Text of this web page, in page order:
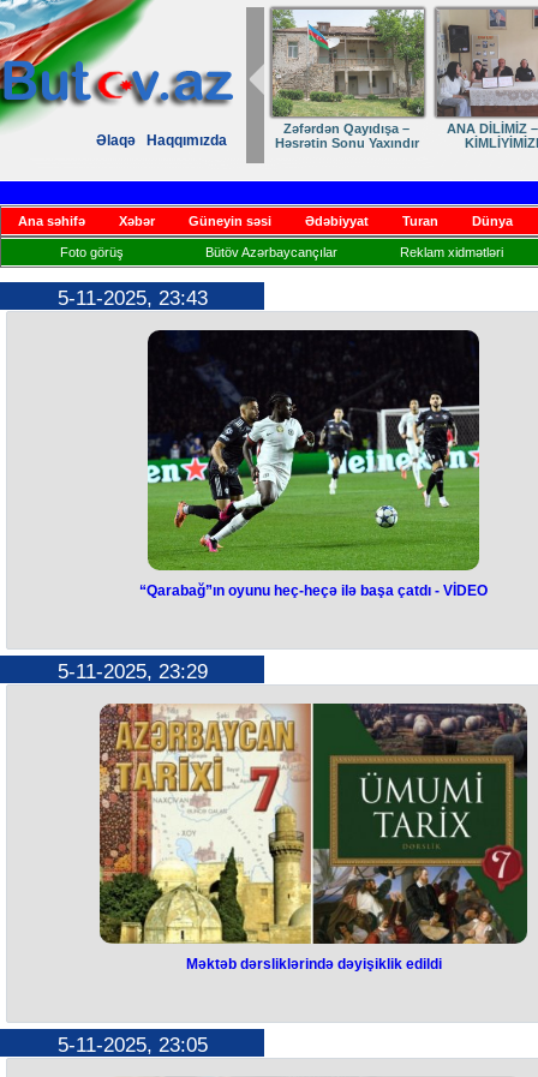
Əlaqə Haqqımızda
Zəfərdən Qayıdışa –
Həsrətin Sonu Yaxındır
ANA DİLİMİZ
Ana səhifə Xəbər Güneyin səsi Ədəbiyyat Turan Dünya
Foto görüş Bütöv Azərbaycançılar Reklam xidmətləri
5-11-2025, 23:43
başa çatdı -VİDEO
oyununu keçirib.
Ağdam təmsilçisi Bakıda “Çelsi”ni qəbul edib. Tofiq Bəhramov adına
Respublika Stadionunda oynanılan qarşılaşmada qalib
müəyyənləşməyib - 2:2.
[media=https://www.youtube.com/live/C8k3B5fut0s?si=i9-3vW-
vRzMuQ6Za]
“Qarabağ”ın oyunu heç-heçə ilə başa çatdı - VİDEO
5-11-2025, 23:29
edildi
Məktəb dərsliklərində dəyişiklik edildi
5-11-2025, 23:05